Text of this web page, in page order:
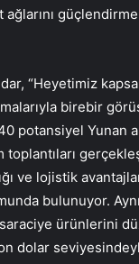
ağlarını
“Heyetimiz
birebir
potansiyel Yunan
toplantıları
ve lojistik
bulunuyor.
ürünlerini
dolar